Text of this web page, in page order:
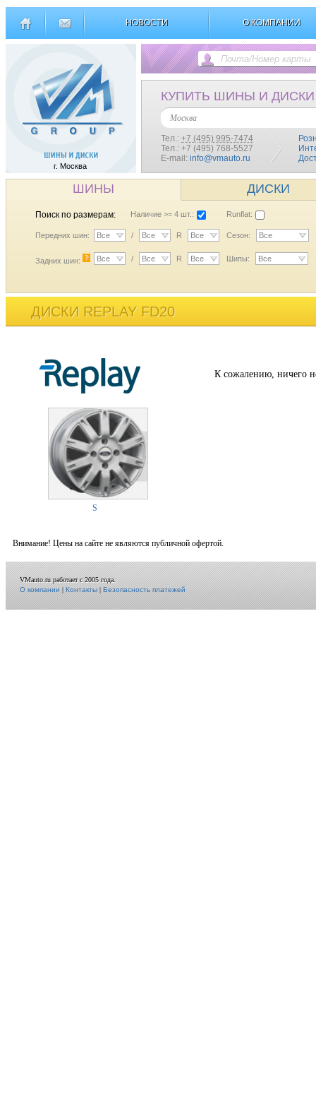
НОВОСТИ О КОМПАНИИ
г. Москва
КУПИТЬ ШИНЫ И ДИСКИ
Москва
Тел.: +7 (495) 995-7474
Тел.: +7 (495) 768-5527
E-mail: info@vmauto.ru
ШИНЫ ДИСКИ
Поиск по размерам: Наличие >= 4 шт.: Runflat:
Передних шин: Все / Все R Все Сезон: Все
Задних шин: ? Все / Все R Все Шипы: Все
ДИСКИ REPLAY FD20
S
К сожалению, ничего
Внимание! Цены на сайте не являются публичной офертой.
VMauto.ru работает с 2005 года.
О компании|Контакты|Безопасность платежей